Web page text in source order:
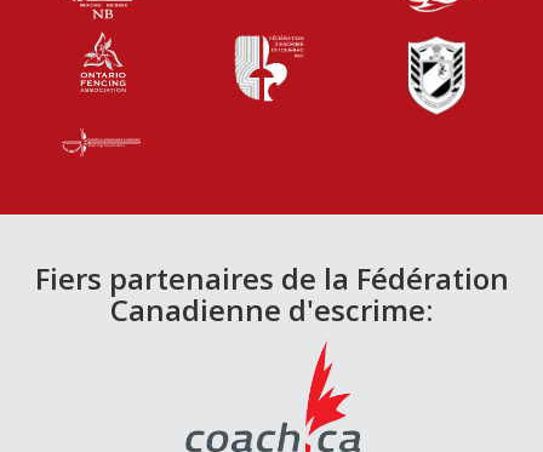
Fiers partenaires de la Fédération
Canadienne d'escrime: